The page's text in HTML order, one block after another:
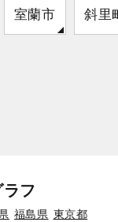
室蘭市 斜里
フ
福島県 東京都